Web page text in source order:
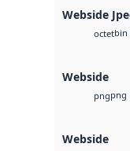
Webside
octetbin
Webside
pngpng
Webside